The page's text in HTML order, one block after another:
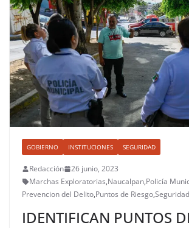
GOBIERNO INSTITUCIONES SEGURIDAD
Redacción
26 junio, 2023
Marchas Exploratorias,Naucalpan,Policía
Prevencion del Delito,Puntos de Riesgo,Seguridad
IDENTIFICAN PUNTOS